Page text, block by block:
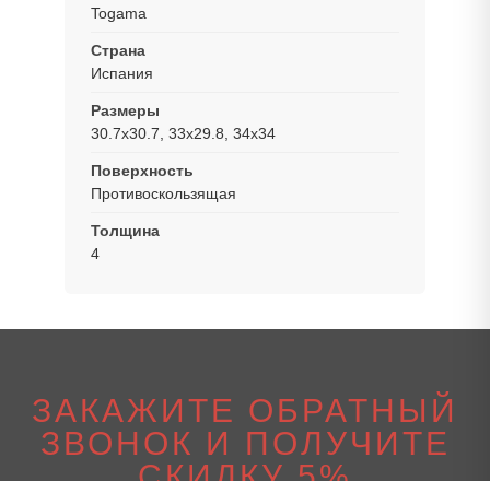
Togama
Страна
Испания
Размеры
30.7x30.7, 33x29.8, 34x34
Поверхность
Противоскользящая
Толщина
4
ЗАКАЖИТЕ ОБРАТНЫЙ
ЗВОНОК И ПОЛУЧИТЕ